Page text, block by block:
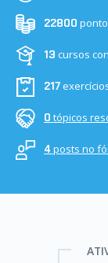
22800
13 cursos
217
0 tópicos
4posts no